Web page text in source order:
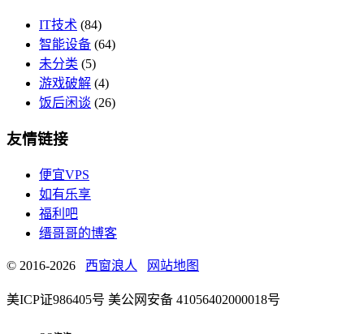
IT技术 (84)
智能设备 (64)
未分类 (5)
游戏破解 (4)
饭后闲谈 (26)
友情链接
便宜VPS
如有乐享
福利吧
缙哥哥的博客
© 2016-2026 西窗浪人 网站地图
美ICP证986405号 美公网安备 41056402000018号